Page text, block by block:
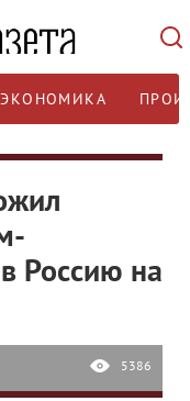
ЭКОНОМИКА
Россию на
5386